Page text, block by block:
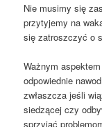
Nie musimy się
przytyjemy na
się zatroszczyć o
Ważnym
odpowiednie
zwłaszcza jeśli
siedzącej czy
sprzyjać